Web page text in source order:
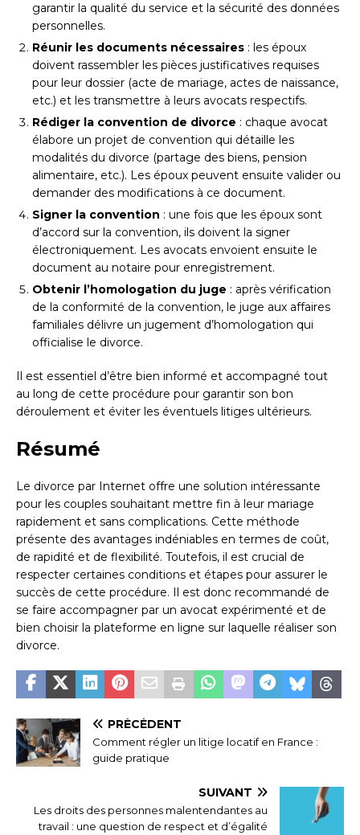
garantir la qualité du service et la sécurité des données
personnelles.
Réunir les documents nécessaires : les époux
doivent rassembler les pièces justificatives requises
pour leur dossier (acte de mariage, actes de naissance,
etc.) et les transmettre à leurs avocats respectifs.
Rédiger la convention de divorce : chaque avocat
élabore un projet de convention qui détaille les
modalités du divorce (partage des biens, pension
alimentaire, etc.). Les époux peuvent ensuite valider ou
demander des modifications à ce document.
Signer la convention : une fois que les époux sont
d’accord sur la convention, ils doivent la signer
électroniquement. Les avocats envoient ensuite le
document au notaire pour enregistrement.
Obtenir l’homologation du juge : après vérification
de la conformité de la convention, le juge aux affaires
familiales délivre un jugement d’homologation qui
officialise le divorce.
Il est essentiel d’être bien informé et accompagné tout
au long de cette procédure pour garantir son bon
déroulement et éviter les éventuels litiges ultérieurs.
Résumé
Le divorce par Internet offre une solution intéressante
pour les couples souhaitant mettre fin à leur mariage
rapidement et sans complications. Cette méthode
présente des avantages indéniables en termes de coût,
de rapidité et de flexibilité. Toutefois, il est crucial de
respecter certaines conditions et étapes pour assurer le
succès de cette procédure. Il est donc recommandé de
se faire accompagner par un avocat expérimenté et de
bien choisir la plateforme en ligne sur laquelle réaliser son
divorce.
PRÉCÉDENT
Comment régler un litige locatif en France :
guide pratique
SUIVANT
Les droits des personnes malentendantes au
travail : une question de respect et d’égalité